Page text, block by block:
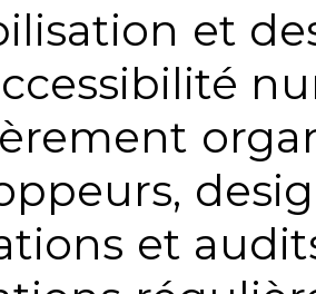
et
et